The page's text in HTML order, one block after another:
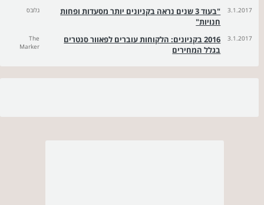
3.1.2017
"בעוד 3 שנים נראה בקניונים יותר מסעדות ופחות
חנויות"
גלובס
3.1.2017
2016 בקניונים: הלקוחות עוברים לפאוור סנטרים
בגלל המחירים
The
Marker